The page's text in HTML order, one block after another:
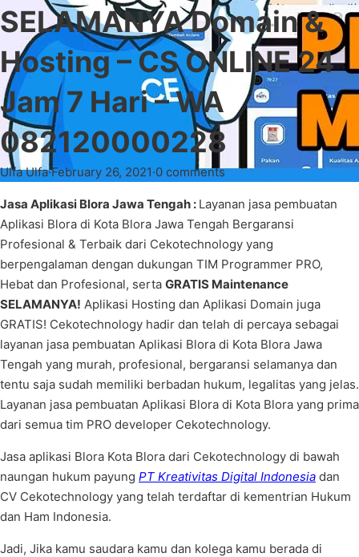
SELAMANYA Domain &
Hosting – CS ONLINE 24
Jam 7 Hari – WA
082120000228
Ulfa Ulfa·February 26, 2021·0 comments
Jasa Aplikasi Blora Jawa Tengah : Layanan jasa pembuatan
Aplikasi Blora di Kota Blora Jawa Tengah Bergaransi
Profesional & Terbaik dari Cekotechnology yang
berpengalaman dengan dukungan TIM Programmer PRO,
Hebat dan Profesional, serta GRATIS Maintenance
SELAMANYA! Aplikasi Hosting dan Aplikasi Domain juga
GRATIS! Cekotechnology hadir dan telah di percaya sebagai
layanan jasa pembuatan Aplikasi Blora di Kota Blora Jawa
Tengah yang murah, profesional, bergaransi selamanya dan
tentu saja sudah memiliki berbadan hukum, legalitas yang jelas.
Layanan jasa pembuatan Aplikasi Blora di Kota Blora yang prima
dari semua tim PRO developer Cekotechnology.
Jasa aplikasi Blora Kota Blora dari Cekotechnology di bawah
naungan hukum payung PT Kreativitas Digital Indonesia dan
CV Cekotechnology yang telah terdaftar di kementrian Hukum
dan Ham Indonesia.
Jadi, Jika kamu saudara kamu dan kolega kamu berada di